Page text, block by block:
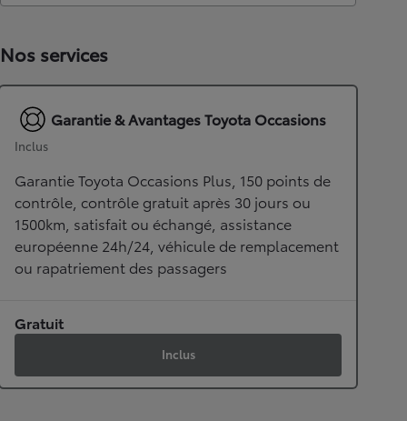
Nos services
Garantie & Avantages Toyota Occasions
Inclus
Garantie Toyota Occasions Plus, 150 points de
contrôle, contrôle gratuit après 30 jours ou
1500km, satisfait ou échangé, assistance
européenne 24h/24, véhicule de remplacement
ou rapatriement des passagers
Gratuit
Inclus